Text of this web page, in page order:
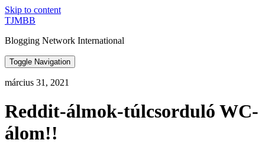
Skip to content
TJMBB
Blogging Network International
Toggle Navigation
március 31, 2021
Reddit-álmok-túlcsorduló WC-
álom!!